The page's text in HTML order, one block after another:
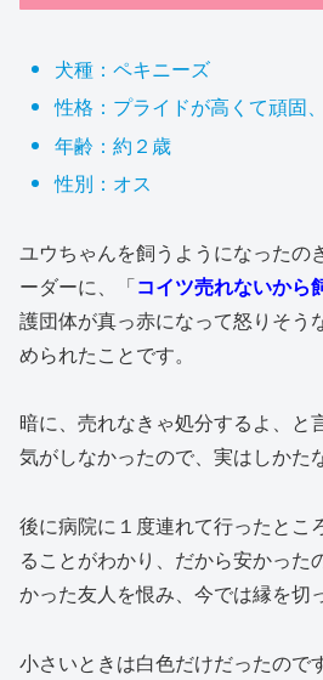
犬種：ペキニーズ
性格：プライドが高くて頑固
年齢：約２歳
性別：オス
ユウちゃんを飼うようになったの
ーダーに、「コイツ売れないから
護団体が真っ赤になって怒りそう
められたことです。
暗に、売れなきゃ処分するよ、と
気がしなかったので、実はしかた
後に病院に１度連れて行ったとこ
ることがわかり、だから安かった
かった友人を恨み、今では縁を切
小さいときは白色だけだったので